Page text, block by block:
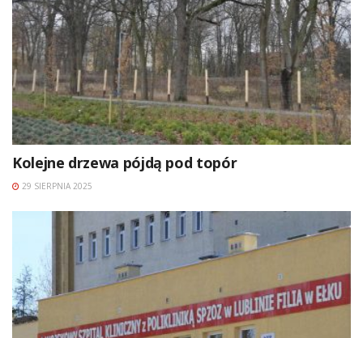
Kolejne drzewa pójdą pod topór
29 SIERPNIA 2025